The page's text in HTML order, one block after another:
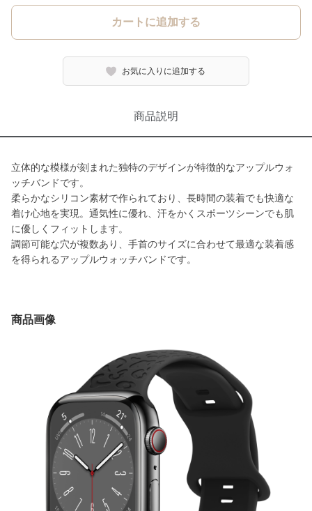
カートに追加する
お気に入りに追加する
商品説明
立体的な模様が刻まれた独特のデザインが特徴的なアップルウォ
ッチバンドです。
柔らかなシリコン素材で作られており、長時間の装着でも快適な
着け心地を実現。通気性に優れ、汗をかくスポーツシーンでも肌
に優しくフィットします。
調節可能な穴が複数あり、手首のサイズに合わせて最適な装着感
を得られるアップルウォッチバンドです。
商品画像